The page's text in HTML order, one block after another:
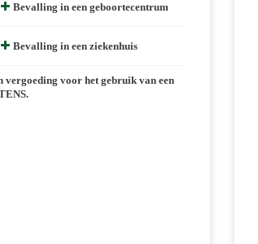
Bevalling in een geboortecentrum
Bevalling in een ziekenhuis
vergoeding voor het gebruik van een